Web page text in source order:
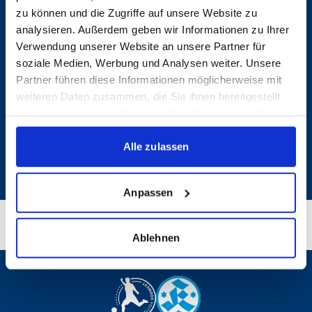
zu können und die Zugriffe auf unsere Website zu
analysieren. Außerdem geben wir Informationen zu Ihrer
Verwendung unserer Website an unsere Partner für
soziale Medien, Werbung und Analysen weiter. Unsere
Partner führen diese Informationen möglicherweise mit
weiteren Daten zusammen, die Sie ihnen bereitgestellt
gesammelt haben.
Alle zulassen
Anpassen
Ablehnen
FANSHOP
TICKETS
1. MANNSCHAFT
VEREIN
FANS